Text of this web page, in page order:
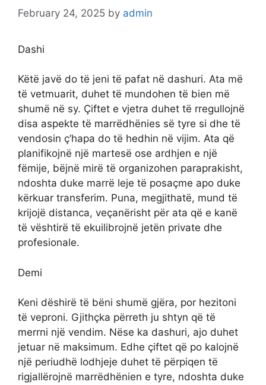
February 24, 2025 by admin
Dashi
Këtë javë do të jeni të pafat në dashuri. Ata më
të vetmuarit, duhet të mundohen të bien më
shumë në sy. Çiftet e vjetra duhet të rregullojnë
disa aspekte të marrëdhënies së tyre si dhe të
vendosin ç’hapa do të hedhin në vijim. Ata që
planifikojnë një martesë ose ardhjen e një
fëmije, bëjnë mirë të organizohen paraprakisht,
ndoshta duke marrë leje të posaçme apo duke
kërkuar transferim. Puna, megjithatë, mund të
krijojë distanca, veçanërisht për ata që e kanë
të vështirë të ekuilibrojnë jetën private dhe
profesionale.
Demi
Keni dëshirë të bëni shumë gjëra, por hezitoni
të veproni. Gjithçka përreth ju shtyn që të
merrni një vendim. Nëse ka dashuri, ajo duhet
jetuar në maksimum. Edhe çiftet që po kalojnë
një periudhë lodhjeje duhet të përpiqen të
rigjallërojnë marrëdhënien e tyre, ndoshta duke